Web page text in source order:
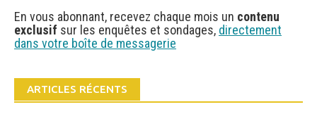
En vous abonnant, recevez chaque mois un contenu
exclusif sur les enquêtes et sondages, directement
dans votre boîte de messagerie
ARTICLES RÉCENTS